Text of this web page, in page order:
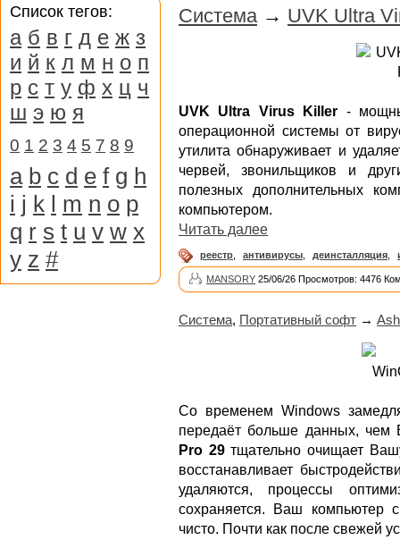
Система → UVK Ultra
UVK Ultra Virus Killer -
операционной системы от
утилита обнаруживает и
червей, звонильщиков и
полезных дополнительных
компьютером.
Читать далее
реестр антивирусы деинсталляция
MANSORY 25/06/26 Просмотров: 4476
Система, Портативный софт →
Со временем Windows
передаёт больше данных,
Pro 29тщательно очищает
восстанавливает
удаляются, процессы
сохраняется. Ваш компьютер
чисто. Почти как после свежей
Список тегов:
а б в г д е ж з
и й к л м н о п
р с т у ф х ц ч
ш э ю я
0 1 2 3 4 5 7 8 9
a b c d e f g h
i j k l m n o p
q r s t u v w x
y z #